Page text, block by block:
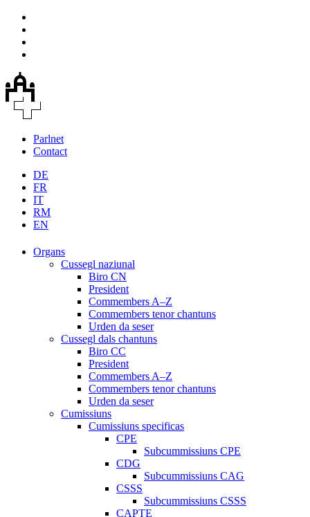
Parlnet
Contact
DE
FR
IT
RM
EN
Organs
Cussegl naziunal
Biro CN
President
Commembers A–Z
Commembers tenor chantuns
Urden da seser
Cussegl dals chantuns
Biro CC
President
Commembers A–Z
Commembers tenor chantuns
Urden da seser
Cumissiuns
Cumissiuns specificas
CPE
Subcummissiuns CPE
CDG
Subcummissiuns CAG
CSSS
Subcummissiuns CSSS
CAPTE